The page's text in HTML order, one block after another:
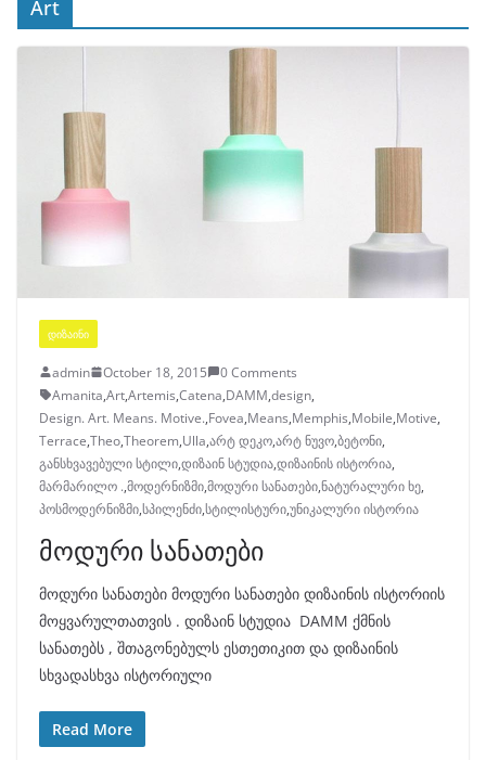
Art
ᲓᲘᲖᲐᲘᲜᲘ
admin October 18, 2015
0 Comments
Amanita,Art,Artemis,Catena,DAMM,design,
Design. Art. Means. Motive.,Fovea,Means,Memphis,Mobile,Motive,
Terrace,Theo,Theorem,Ulla,არტ დეკო,არტ ნუვო,ბეტონი,
განსხვავებული სტილი,დიზაინ სტუდია,დიზაინის ისტორია,
მარმარილო .,მოდერნიზმი,მოდური სანათები,ნატურალური ხე,
პოსმოდერნიზმი,სპილენძი,სტილისტური,უნიკალური ისტორია
მოდური სანათები
მოდური სანათები მოდური სანათები დიზაინის ისტორიის
მოყვარულთათვის . დიზაინ სტუდია DAMM ქმნის
სანათებს , შთაგონებულს ესთეთიკით და დიზაინის
სხვადასხვა ისტორიული
Read More